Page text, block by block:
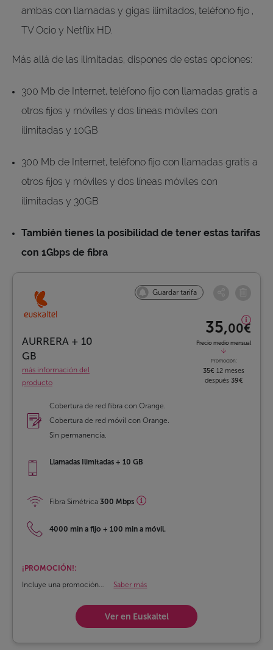
ambas con llamadas y gigas ilimitados, teléfono fijo ,
TV Ocio y Netflix HD.
Más allá de las ilimitadas, dispones de estas opciones:
300 Mb de Internet, teléfono fijo con llamadas gratis a
otros fijos y móviles y dos líneas móviles con
ilimitadas y 10GB
300 Mb de Internet, teléfono fijo con llamadas gratis a
otros fijos y móviles y dos líneas móviles con
ilimitadas y 30GB
También tienes la posibilidad de tener estas tarifas
con 1Gbps de fibra
Guardar tarifa
AURRERA + 10
GB
más información del
producto
35,00€
Precio medio mensual
Promoción:
35€ 12 meses
después 39€
Ver en Euskaltel
Cobertura de red fibra con Orange.
Cobertura de red móvil con Orange.
Sin permanencia.
Llamadas Ilimitadas + 10 GB
Fibra Simétrica 300 Mbps
4000 min a fijo + 100 min a móvil.
¡PROMOCIÓN!:
Incluye una promoción
Saber más